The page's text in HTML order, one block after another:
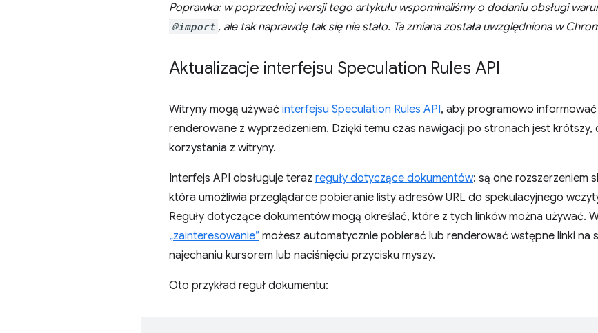
Poprawka: w poprzedniej wersji tego artykułu wspominaliśmy o dodaniu obsługi
@import , ale tak naprawdę tak się nie stało. Ta zmiana została uwzględniona w
Aktualizacje interfejsu Speculation Rules API
Witryny mogą używać interfejsu Speculation Rules API, aby programowo
renderowane z wyprzedzeniem. Dzięki temu czas nawigacji po stronach jest
korzystania z witryny.
Interfejs API obsługuje teraz reguły dotyczące dokumentów: są one rozszerzeniem
która umożliwia przeglądarce pobieranie listy adresów URL do spekulacyjnego
Reguły dotyczące dokumentów mogą określać, które z tych linków można używać.
„zainteresowanie” możesz automatycznie pobierać lub renderować wstępne linki na
najechaniu kursorem lub naciśnięciu przycisku myszy.
Oto przykład reguł dokumentu: